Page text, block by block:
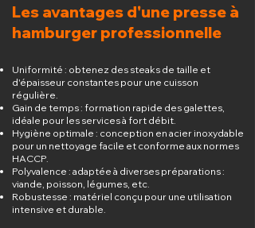
Les avantages d'une presse à
hamburger professionnelle
Uniformité : obtenez des steaks de taille et
d'épaisseur constantes pour une cuisson
régulière.
Gain de temps : formation rapide des galettes,
idéale pour les services à fort débit.
Hygiène optimale : conception en acier inoxydable
pour un nettoyage facile et conforme aux normes
HACCP.
Polyvalence : adaptée à diverses préparations :
viande, poisson, légumes, etc.
Robustesse : matériel conçu pour une utilisation
intensive et durable.